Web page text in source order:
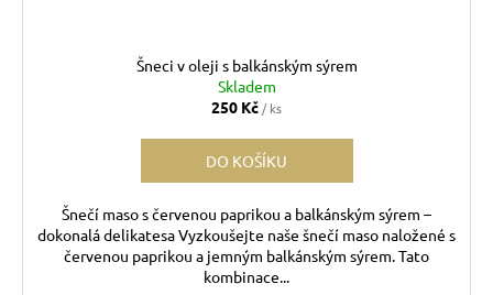
Šneci v oleji s balkánským sýrem
Skladem
250 Kč / ks
DO KOŠÍKU
Šnečí maso s červenou paprikou a balkánským sýrem –
dokonalá delikatesa Vyzkoušejte naše šnečí maso naložené s
červenou paprikou a jemným balkánským sýrem. Tato
kombinace...